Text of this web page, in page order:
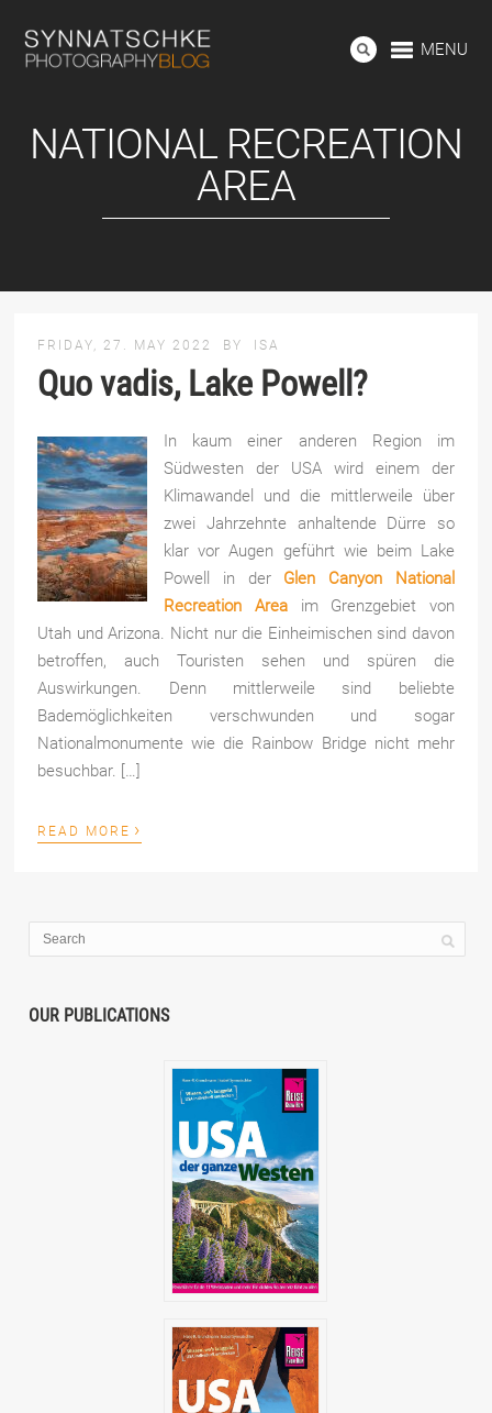
MENU
NATIONAL RECREATION
AREA
FRIDAY, 27. MAY 2022 BY ISA
Quo vadis, Lake Powell?
In kaum einer anderen Region im
Südwesten der USA wird einem der
Klima­wan­del und die mittlerweile über
zwei Jahrzehnte anhaltende Dürre so
klar vor Au­gen geführt wie beim Lake
Powell in der Glen Can­yon National
Recreation Area im Grenzgebiet von
Utah und Arizona. Nicht nur die Einheimischen sind davon
betroffen, auch Touristen sehen und spüren die
Auswirkungen. Denn mittlerweile sind beliebte
Bademöglichkeiten verschwunden und sogar
Nationalmonumente wie die Rainbow Bridge nicht mehr
besuchbar. […]
READ MORE ›
OUR PUBLICATIONS